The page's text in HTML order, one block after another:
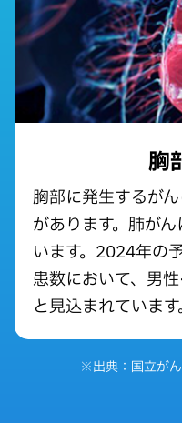
胸
胸部に発生するが
があります。肺が
います。2024年の
患数において、男
と見込まれています
※出典：国立が